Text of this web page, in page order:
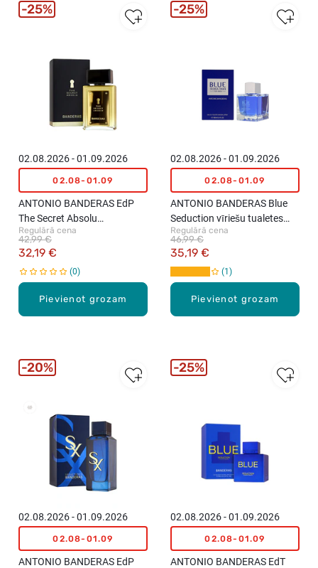
Pievienot grozam
02.08.2026 - 01.09.2026
02.08-01.09
ANTONIO BANDERAS EdP
The Secret Absolu
parfimērijas ūdens vīriešiem,
50ml
Regulārā cena
32,19 €
42,99 €
0
25%
Pievienot grozam
02.08.2026 - 01.09.2026
02.08-01.09
ANTONIO BANDERAS Blue
Seduction vīriešu tualetes
ūdens, 100ml
Regulārā cena
35,19 €
46,99 €
1
25%
02.08.2026 - 01.09.2026
02.08-01.09
ANTONIO BANDERAS EdP
20%
02.08.2026 - 01.09.2026
02.08-01.09
ANTONIO BANDERAS EdT
25%